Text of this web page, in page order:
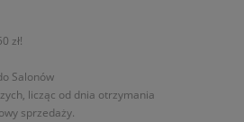
zł!
Salonów
licząc od dnia otrzymania
sprzedaży.